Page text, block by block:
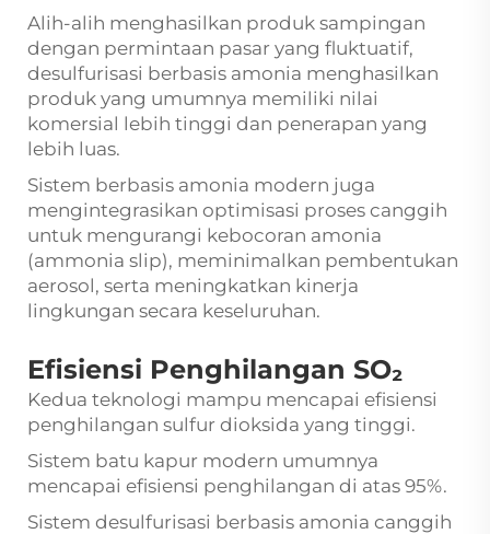
Alih-alih menghasilkan produk sampingan
dengan permintaan pasar yang fluktuatif,
desulfurisasi berbasis amonia menghasilkan
produk yang umumnya memiliki nilai
komersial lebih tinggi dan penerapan yang
lebih luas.
Sistem berbasis amonia modern juga
mengintegrasikan optimisasi proses canggih
untuk mengurangi kebocoran amonia
(ammonia slip), meminimalkan pembentukan
aerosol, serta meningkatkan kinerja
lingkungan secara keseluruhan.
Efisiensi Penghilangan SO₂
Kedua teknologi mampu mencapai efisiensi
penghilangan sulfur dioksida yang tinggi.
Sistem batu kapur modern umumnya
mencapai efisiensi penghilangan di atas 95%.
Sistem desulfurisasi berbasis amonia canggih